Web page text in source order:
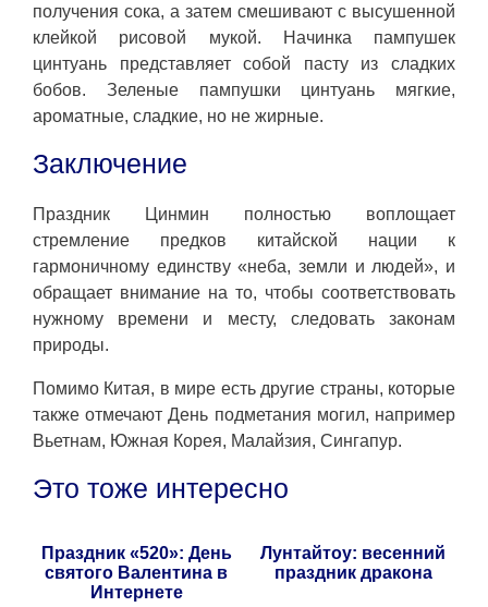
получения сока, а затем смешивают с высушенной
клейкой рисовой мукой. Начинка пампушек
цинтуань представляет собой пасту из сладких
бобов. Зеленые пампушки цинтуань мягкие,
ароматные, сладкие, но не жирные.
Заключение
Праздник Цинмин полностью воплощает
стремление предков китайской нации к
гармоничному единству «неба, земли и людей», и
обращает внимание на то, чтобы соответствовать
нужному времени и месту, следовать законам
природы.
Помимо Китая, в мире есть другие страны, которые
также отмечают День подметания могил, например
Вьетнам, Южная Корея, Малайзия, Сингапур.
Это тоже интересно
Праздник «520»: День
святого Валентина в
Интернете
Лунтайтоу: весенний
праздник дракона